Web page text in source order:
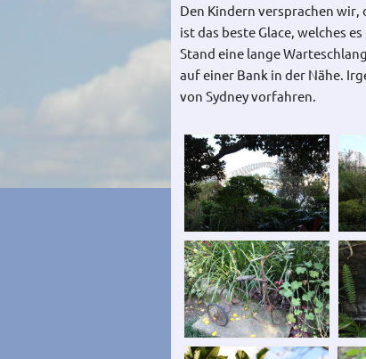
Den Kindern versprachen wir,
ist das beste Glace, welches
Stand eine lange
auf einer Bank in der Nähe.
von Sydney vorfahren.